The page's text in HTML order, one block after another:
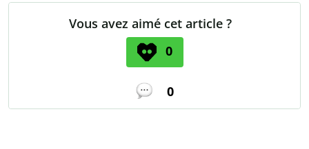
Vous avez aimé cet article ?
0
0